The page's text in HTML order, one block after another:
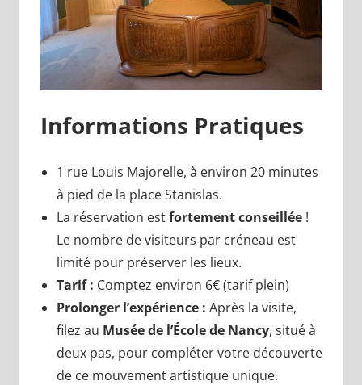
Informations Pratiques
1 rue Louis Majorelle, à environ 20 minutes
à pied de la place Stanislas.
La réservation estfortement conseillée!
Le nombre de visiteurs par créneau est
limité pour préserver les lieux.
Tarif : Comptez environ 6€ (tarif plein)
Prolonger l’expérience : Après la visite,
filez au Musée de l’École de Nancy, situé à
deux pas, pour compléter votre découverte
de ce mouvement artistique unique.